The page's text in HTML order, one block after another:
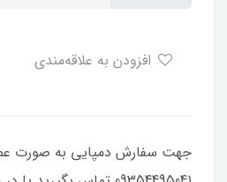
جهت سفارش دمپایی به صورت